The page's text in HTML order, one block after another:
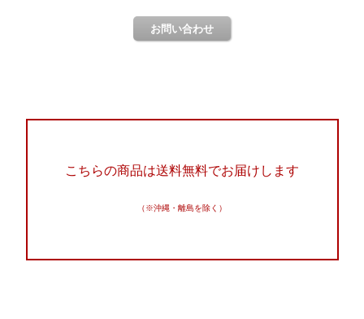
こちらの商品は送料無料でお届けします
（※沖縄・離島を除く）